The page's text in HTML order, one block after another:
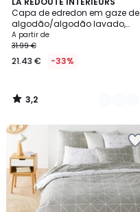
Capa de edredon em gaze de
algodão/algodão lavado,
Kumco
A partir de
31.99 €
21.43 € -33%
/ 5
10
Cores
3,2
/